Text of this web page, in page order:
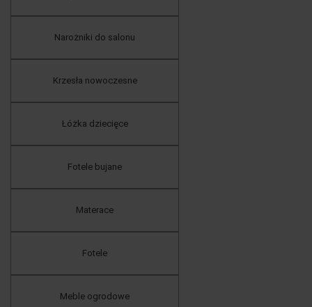
Narożniki do salonu
Krzesła nowoczesne
Łóżka dziecięce
Fotele bujane
Materace
Fotele
Meble ogrodowe